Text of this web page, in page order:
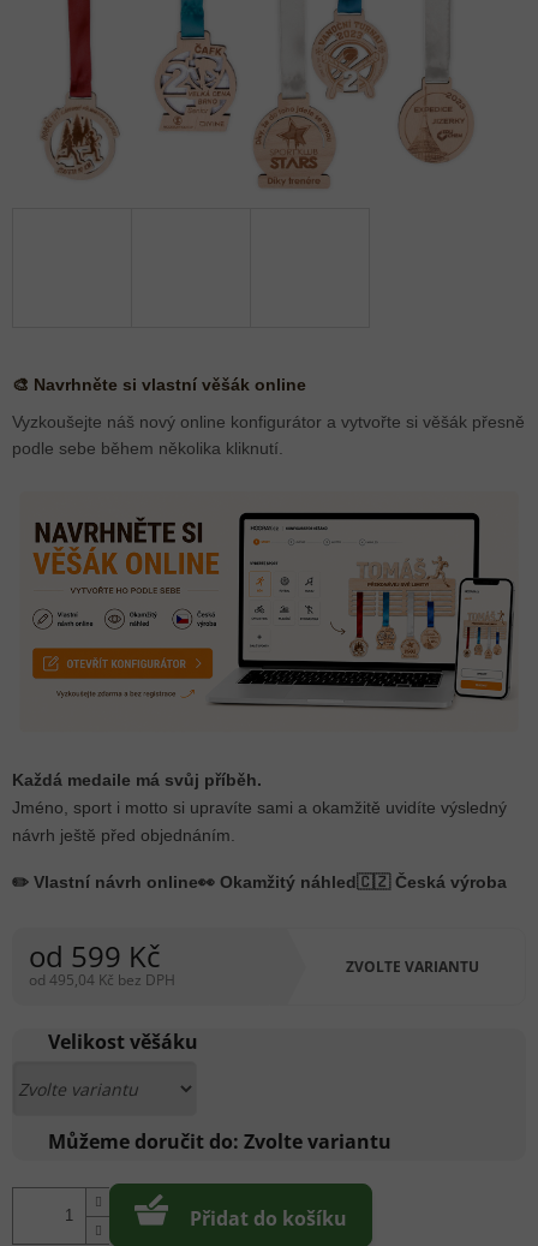
od 599 Kč
od 495,04 Kč bez DPH
cena:
ZVOLTE VARIANTU
Velikost věšáku
Můžeme doručit do: Zvolte variantu
Přidat do košíku
🎨 Navrhněte si vlastní věšák online
Vyzkoušejte náš nový online konfigurátor a vytvořte si věšák přesně
podle sebe během několika kliknutí.
Každá medaile má svůj příběh.
Jméno, sport i motto si upravíte sami a okamžitě uvidíte výsledný
návrh ještě před objednáním.
✏️ Vlastní návrh online👀 Okamžitý náhled 🇨🇿 Česká výroba